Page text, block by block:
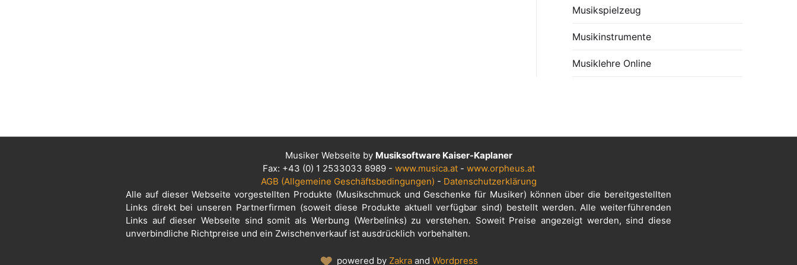
Musikspielzeug
Musikinstrumente
Musiklehre Online
Musiker Webseite by Musiksoftware Kaiser-Kaplaner
Fax: +43 (0) 1 2533033 8989 - www.musica.at- www.orpheus.at
AGB (Allgemeine Geschäftsbedingungen) - Datenschutzerklärung
Alle auf dieser Webseite vorgestellten Produkte (Musikschmuck und Geschenke für Musiker) können über die bereitgestellten
Links direkt bei unseren Partnerfirmen (soweit diese Produkte aktuell verfügbar sind) bestellt werden. Alle weiterführenden
Links auf dieser Webseite sind somit als Werbung (Werbelinks) zu verstehen. Soweit Preise angezeigt werden, sind diese
unverbindliche Richtpreise und ein Zwischenverkauf ist ausdrücklich vorbehalten.
♥ powered by Zakraand Wordpress